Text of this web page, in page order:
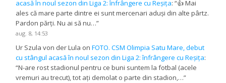
acasă în noul sezon din Liga 2: înfrângere cu Reșița: “👍 Mai
ales că mare parte dintre ei sunt mercenari aduși din alte pârtz.
Pardon părți. Nu ai să nu…”
aug. 8, 14:53
Ur Szula von der Lula onFOTO. CSM Olimpia Satu Mare, debut
cu stângul acasă în noul sezon din Liga 2: înfrângere cu Reșița:
“N-are rost stadionul pentru ce buni suntem la fotbal (acele
vremuri au trecut), tot ați demolat o parte din stadion,…”